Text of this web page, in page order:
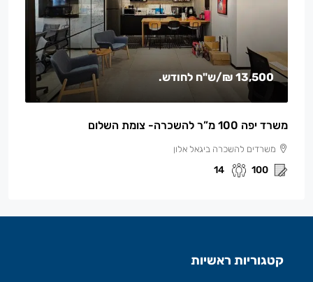
13,500 ₪ /ש"ח לחודש.
משרד יפה 100 מ”ר להשכרה- צומת השלום
משרדים להשכרה ביגאל אלון
100
14
קטגוריות ראשיות